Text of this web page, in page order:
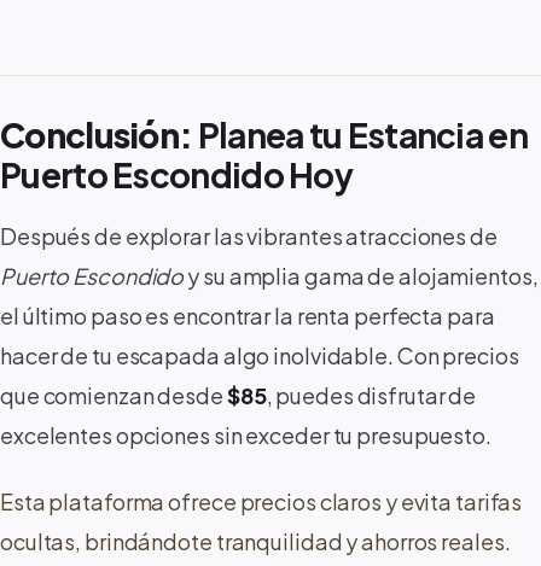
Conclusión: Planea tu Estancia en
Puerto Escondido Hoy
Después de explorar las vibrantes atracciones de
Puerto Escondidoy su amplia gama de alojamientos,
el último paso es encontrar la renta perfecta para
hacer de tu escapada algo inolvidable. Con precios
que comienzan desde$85, puedes disfrutar de
excelentes opciones sin exceder tu presupuesto.
Esta plataforma ofrece precios claros y evita tarifas
ocultas, brindándote tranquilidad y ahorros reales.